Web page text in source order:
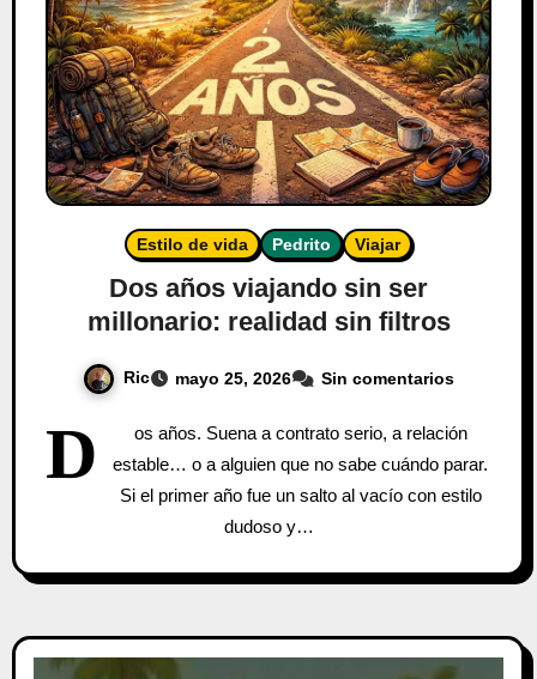
Estilo de vida Pedrito Viajar
Dos años viajando sin ser
millonario: realidad sin filtros
Ric mayo 25, 2026 Sin comentarios
D
os años. Suena a contrato serio, a relación
estable… o a alguien que no sabe cuándo parar.
Si el primer año fue un salto al vacío con estilo
dudoso y…